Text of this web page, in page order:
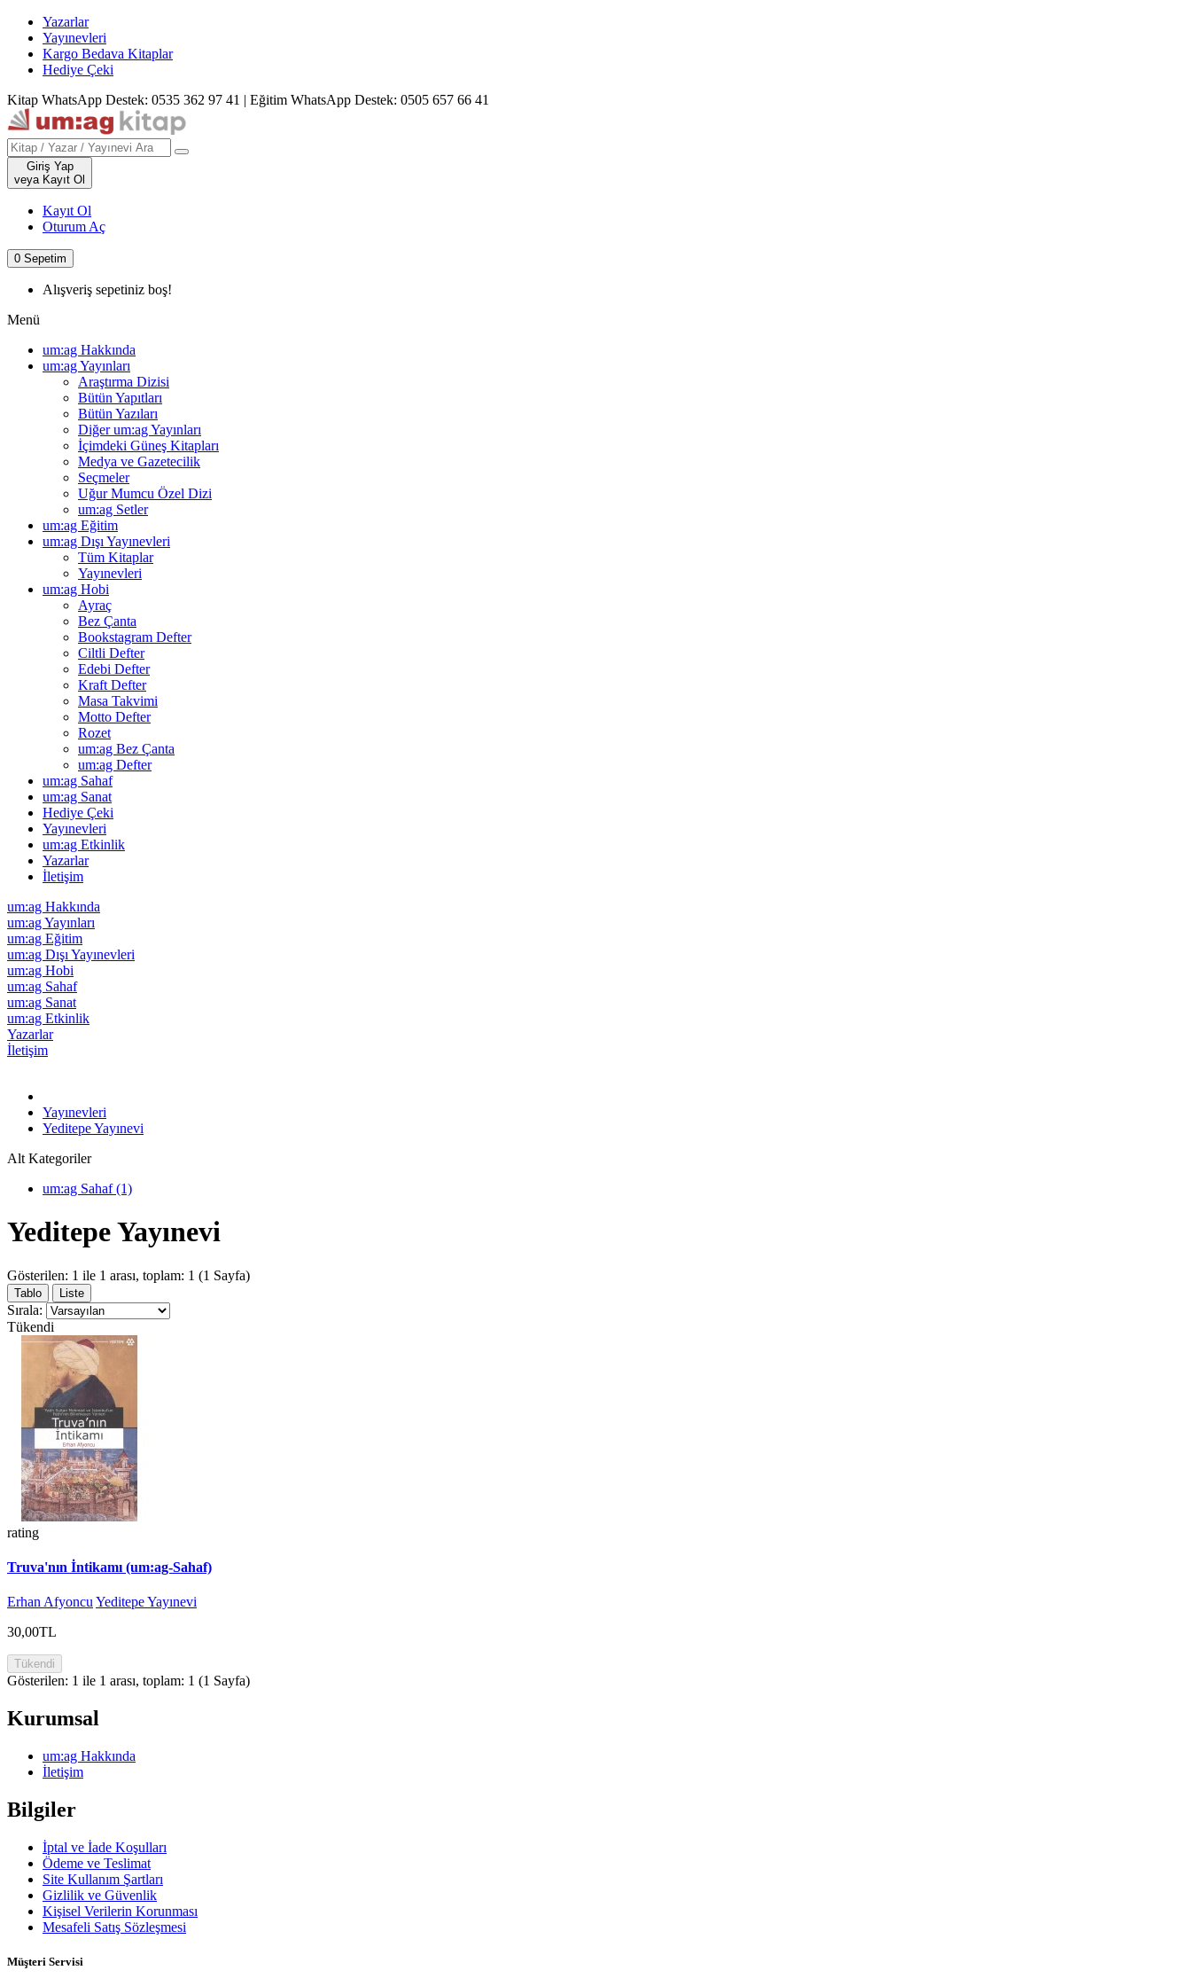
Yazarlar
Yayınevleri
Kargo Bedava Kitaplar
Hediye Çeki
Kitap WhatsApp Destek: 0535 362 97 41 | Eğitim WhatsApp Destek: 0505 657 66 41
Giriş Yap
veya Kayıt Ol
Kayıt Ol
Oturum Aç
0 Sepetim
Alışveriş sepetiniz boş!
Menü
um:ag Hakkında
um:ag Yayınları
Araştırma Dizisi
Bütün Yapıtları
Bütün Yazıları
Diğer um:ag Yayınları
İçimdeki Güneş Kitapları
Medya ve Gazetecilik
Seçmeler
Uğur Mumcu Özel Dizi
um:ag Setler
um:ag Eğitim
um:ag Dışı Yayınevleri
Tüm Kitaplar
Yayınevleri
um:ag Hobi
Ayraç
Bez Çanta
Bookstagram Defter
Ciltli Defter
Edebi Defter
Kraft Defter
Masa Takvimi
Motto Defter
Rozet
um:ag Bez Çanta
um:ag Defter
um:ag Sahaf
um:ag Sanat
Hediye Çeki
Yayınevleri
um:ag Etkinlik
Yazarlar
İletişim
um:ag Hakkında
um:ag Yayınları
um:ag Eğitim
um:ag Dışı Yayınevleri
um:ag Hobi
um:ag Sahaf
um:ag Sanat
um:ag Etkinlik
Yazarlar
İletişim
Yayınevleri
Yeditepe Yayınevi
Alt Kategoriler
um:ag Sahaf (1)
Yeditepe Yayınevi
Gösterilen: 1 ile 1 arası, toplam: 1 (1 Sayfa)
Tablo Liste
Sırala:
Tükendi
rating
Truva'nın İntikamı (um:ag-Sahaf)
Erhan AfyoncuYeditepe Yayınevi
30,00TL
Tükendi
Gösterilen: 1 ile 1 arası, toplam: 1 (1 Sayfa)
Kurumsal
um:ag Hakkında
İletişim
Bilgiler
İptal ve İade Koşulları
Ödeme ve Teslimat
Site Kullanım Şartları
Gizlilik ve Güvenlik
Kişisel Verilerin Korunması
Mesafeli Satış Sözleşmesi
Müşteri Servisi